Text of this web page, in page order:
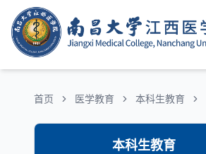
首页 医学教育 本科生教育
本科生教育